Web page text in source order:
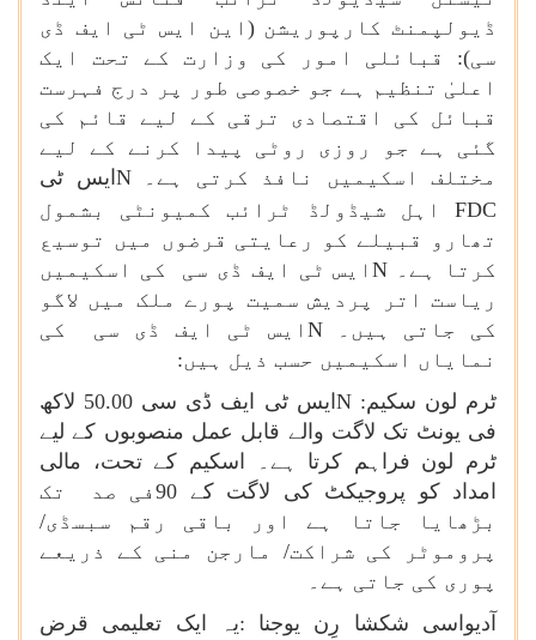
ڈیولپمنٹ کارپوریشن (این ایس ٹی ایف ڈی
سی): قبائلی امور کی وزارت کے تحت ایک
اعلیٰ تنظیم ہے جو خصوصی طور پر درج فہرست
قبائل کی اقتصادی ترقی کے لیے قائم کی
گئی ہے جو روزی روٹی پیدا کرنے کے لیے
مختلف اسکیمیں نافذ کرتی ہے۔N ایس ٹی
FDC
اہل شیڈولڈ ٹرائب کمیونٹی بشمول
تھارو قبیلے کو رعایتی قرضوں میں توسیع
کرتا ہے۔ Nایس ٹی ایف ڈی سی کی اسکیمیں
ریاست اتر پردیش سمیت پورے ملک میں لاگو
کی جاتی ہیں۔ N ایس ٹی ایف ڈی سی کی
نمایاں اسکیمیں حسب ذیل ہیں:
ٹرم لون سکیم:N ایس ٹی ایف ڈی سی 50.00 لاکھ
فی یونٹ تک لاگت والے قابل عمل منصوبوں کے لیے
ٹرم لون فراہم کرتا ہے۔ اسکیم کے تحت، مالی
امداد کو پروجیکٹ کی لاگت کے 90فی صد تک
بڑھایا جاتا ہے اور باقی رقم سبسڈی/
پروموٹر کی شراکت/ مارجن منی کے ذریعے
پوری کی جاتی ہے۔
آدیواسی شکشا رِن یوجنا :یہ ایک تعلیمی قرض